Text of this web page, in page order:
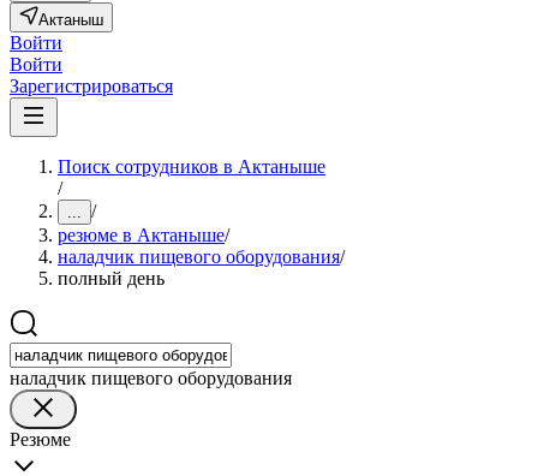
Актаныш
Войти
Войти
Зарегистрироваться
Поиск сотрудников в Актаныше
/
... /
резюме в Актаныше/
наладчик пищевого оборудования/
полный день
наладчик пищевого оборудования
Резюме